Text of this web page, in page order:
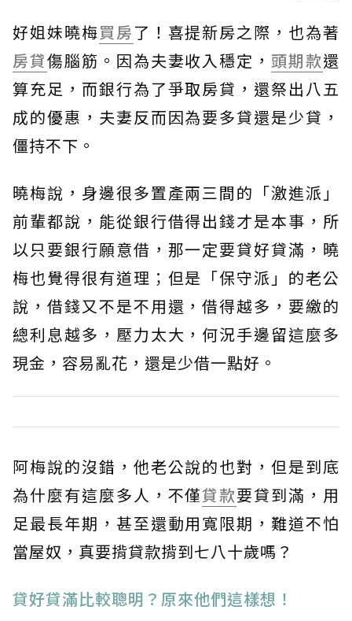
好姐妹曉梅買房了！喜提新房之際，也為著
房貸傷腦筋。因為夫妻收入穩定， 頭期款還
算充足，而銀行為了爭取房貸，還祭出八五
成的優惠，夫妻反而因為要多貸還是少貸，
僵持不下。
曉梅說，身邊很多置產兩三間的「激進派」
前輩都說，能從銀行借得出錢才是本事，所
以只要銀行願意借，那一定要貸好貸滿，曉
梅也覺得很有道理；但是「保守派」的老公
說，借錢又不是不用還，借得越多，要繳的
總利息越多，壓力太大，何況手邊留這麼多
現金，容易亂花，還是少借一點好。
阿梅說的沒錯，他老公說的也對，但是到底
為什麼有這麼多人，不僅貸款要貸到滿，用
足最長年期，甚至還動用寬限期，難道不怕
當屋奴，真要揹貸款揹到七八十歲嗎？
貸好貸滿比較聰明？原來他們這樣想！